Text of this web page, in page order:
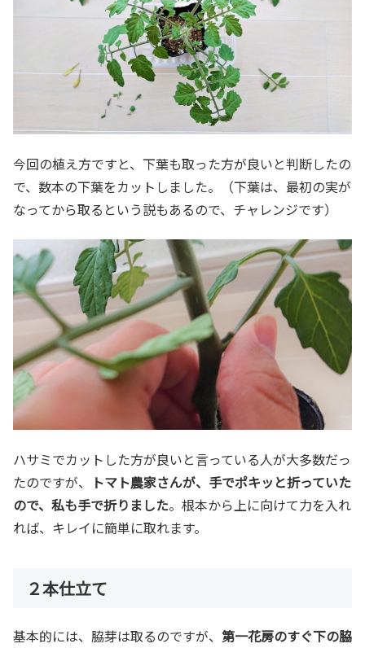
今回の植え方ですと、下葉も取った方が良いと判断したの
で、数本の下葉をカットしました。（下葉は、最初の実が
なってから取るという説もあるので、チャレンジです）
ハサミでカットした方が良いと言っている人が大多数だっ
たのですが、
トマト農家さんが、手でポキッと折っていた
ので、私も手で折りました。根本から上に向けて力を入れ
れば、キレイに簡単に取れます。
２本仕立て
基本的には、脇芽は取るのですが、 第一花房のすぐ下の脇